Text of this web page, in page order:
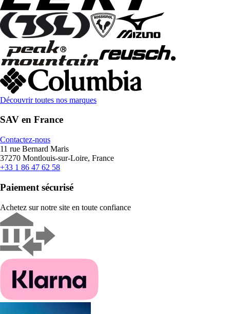
Découvrir toutes nos marques
SAV en France
Contactez-nous
11 rue Bernard Maris
37270 Montlouis-sur-Loire, France
+33 1 86 47 62 58
Paiement sécurisé
Achetez sur notre site en toute confiance